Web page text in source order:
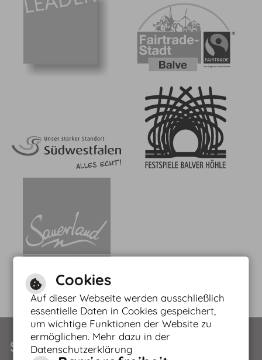
Service
Leichte Sprache
Cookies
Auf dieser Webseite werden ausschließlich
essentielle Daten in Cookies gespeichert,
um wichtige Funktionen der Website zu
ermöglichen. Mehr dazu in der
Datenschutzerklärung